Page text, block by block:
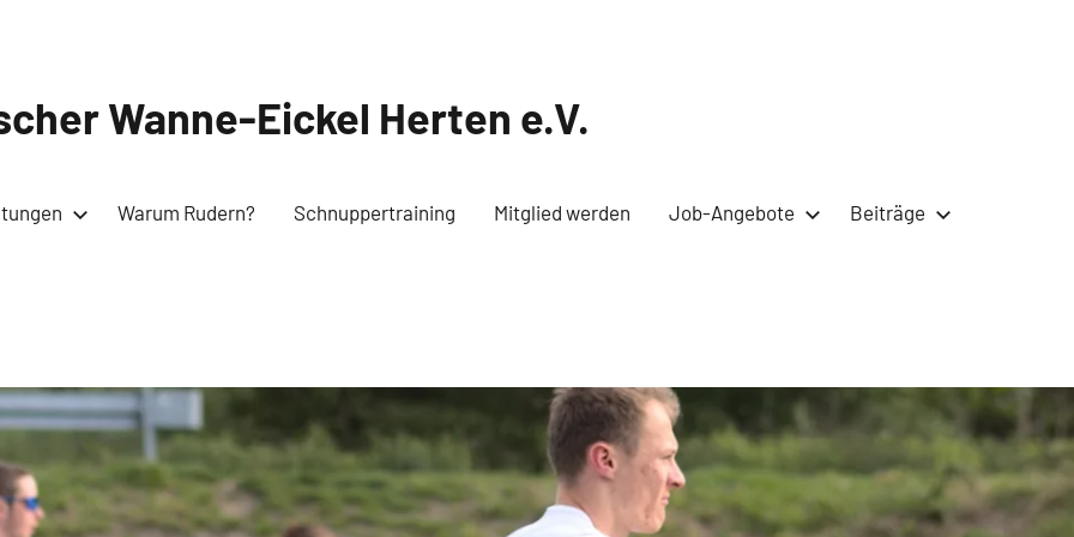
Wanne-Eickel Herten e.V.
Warum Rudern? Schnuppertraining Mitglied werden Job-Angebote Beiträge